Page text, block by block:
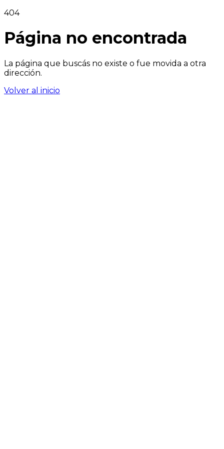
404
Página no encontrada
La página que buscás no existe o fue movida a otra
dirección.
Volver al inicio